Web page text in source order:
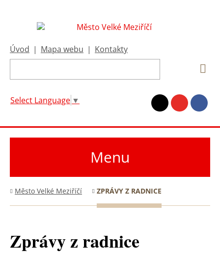
Úvod | Mapa webu | Kontakty
Select Language ▼
Menu
Město Velké Meziříčí ZPRÁVY Z RADNICE
Zprávy z radnice